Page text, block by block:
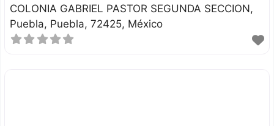
COLONIA GABRIEL PASTOR SEGUNDA SECCION
Puebla Puebla 72425 México